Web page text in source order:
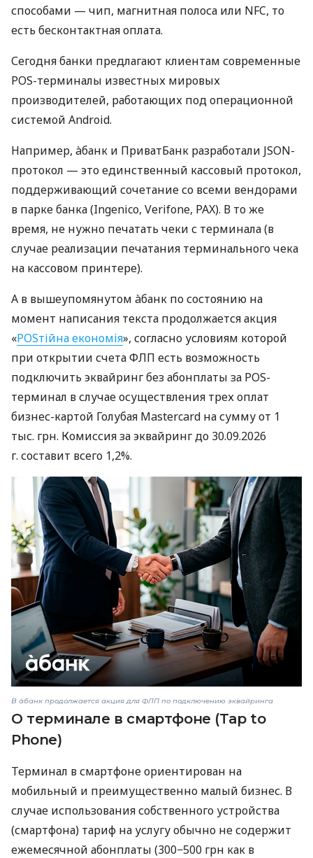
способами — чип, магнитная полоса или NFC, то
есть бесконтактная оплата.
Сегодня банки предлагают клиентам современные
POS-терминалы известных мировых
производителей, работающих под операционной
системой Android.
Например, àбанк и ПриватБанк разработали JSON-
протокол — это единственный кассовый протокол,
поддерживающий сочетание со всеми вендорами
в парке банка (Ingenico, Verifone, PAX). В то же
время, не нужно печатать чеки с терминала (в
случае реализации печатания терминального чека
на кассовом принтере).
А в вышеупомянутом àбанк по состоянию на
момент написания текста продолжается акция
«POSтійна економія», согласно условиям которой
при открытии счета ФЛП есть возможность
подключить эквайринг без абонплаты за POS-
терминал в случае осуществления трех оплат
бизнес-картой Голубая Mastercard на сумму от 1
тыс. грн. Комиссия за эквайринг до 30.09.2026
г. составит всего 1,2%.
В àбанк продолжается акция для ФЛП по подключению эквайринга
О терминале в смартфоне (Tap to
Phone)
Терминал в смартфоне ориентирован на
мобильный и преимущественно малый бизнес. В
случае использования собственного устройства
(смартфона) тариф на услугу обычно не содержит
ежемесячной абонплаты (300−500 грн как в